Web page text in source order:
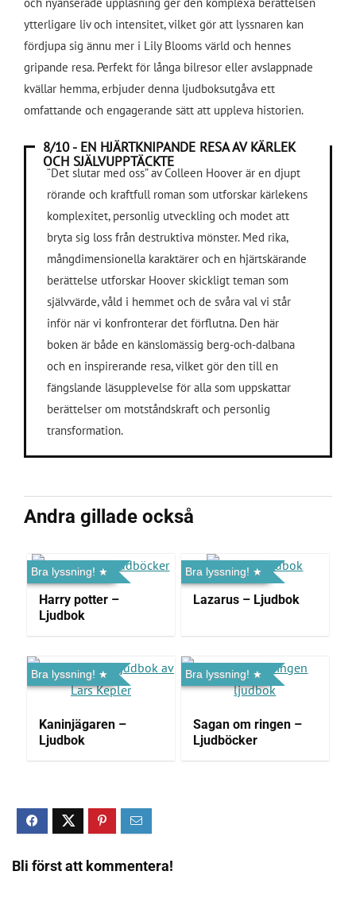
ytterligare liv och intensitet, vilket gör att lyssnaren kan
fördjupa sig ännu mer i Lily Blooms värld och hennes
gripande resa. Perfekt för långa bilresor eller avslappnade
kvällar hemma, erbjuder denna ljudboksutgåva ett
omfattande och engagerande sätt att uppleva historien.
8/10 - EN HJÄRTKNIPANDE RESA AV KÄRLEK
OCH SJÄLVUPPTÄCKTE
“Det slutar med oss” av Colleen Hoover är en djupt
rörande och kraftfull roman som utforskar kärlekens
komplexitet, personlig utveckling och modet att
bryta sig loss från destruktiva mönster. Med rika,
mångdimensionella karaktärer och en hjärtskärande
berättelse utforskar Hoover skickligt teman som
självvärde, våld i hemmet och de svåra val vi står
inför när vi konfronterar det förflutna. Den här
boken är både en känslomässig berg-och-dalbana
och en inspirerande resa, vilket gör den till en
fängslande läsupplevelse för alla som uppskattar
berättelser om motståndskraft och personlig
transformation.
Andra gillade också
Bra lyssning!
Harry potter –
Ljudbok
Bra lyssning!
Lazarus – Ljudbok
Bra lyssning!
Kaninjägaren –
Ljudbok
Bra lyssning!
Sagan om ringen –
Ljudböcker
Bli först att kommentera!